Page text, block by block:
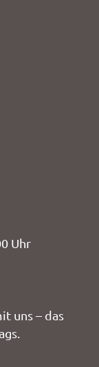
Uhr
uns – das